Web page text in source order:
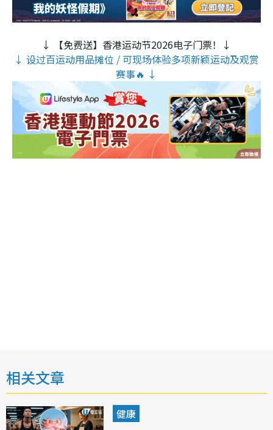
↓ 【免费送】香港运动节2026电子门票！↓
↓ 设过百运动用品摊位 / 可现场体验多项新颖运动及观赏
赛事🔥 ↓
相关文章
健康